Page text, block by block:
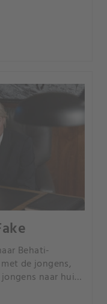
Behati-
de jongens,
naar huis